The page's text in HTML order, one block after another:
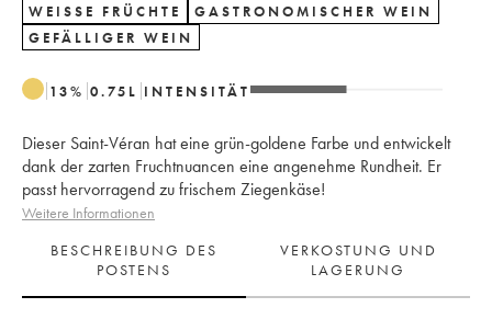
WEISSE FRÜCHTE
GASTRONOMISCHER WEIN
GEFÄLLIGER WEIN
13% 0.75 L INTENSITÄT
Dieser Saint-Véran hat eine grün-goldene Farbe und entwickelt
dank der zarten Fruchtnuancen eine angenehme Rundheit. Er
passt hervorragend zu frischem Ziegenkäse!
Weitere Informationen
BESCHREIBUNG DES
POSTENS
VERKOSTUNG UND
LAGERUNG